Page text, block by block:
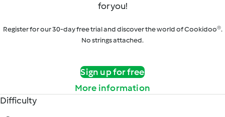
for you!
Register for our 30-day free trial and discover the world of Cookidoo®.
No strings attached.
Sign up for free
More information
Difficulty